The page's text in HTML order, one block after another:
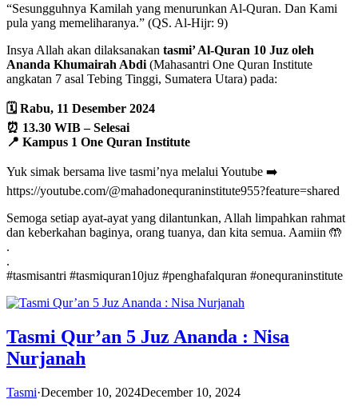
“Sesungguhnya Kamilah yang menurunkan Al-Quran. Dan Kami
pula yang memeliharanya.” (QS. Al-Hijr: 9)
Insya Allah akan dilaksanakan tasmi’ Al-Quran 10 Juz oleh
Ananda Khumairah Abdi (Mahasantri One Quran Institute
angkatan 7 asal Tebing Tinggi, Sumatera Utara) pada:
🗓️ Rabu, 11 Desember 2024
⏰ 13.30 WIB – Selesai
📍 Kampus 1 One Quran Institute
Yuk simak bersama live tasmi’nya melalui Youtube ➡️
https://youtube.com/@mahadonequraninstitute955?feature=shared
Semoga setiap ayat-ayat yang dilantunkan, Allah limpahkan rahmat
dan keberkahan baginya, orang tuanya, dan kita semua. Aamiin 🤲
.
.
#tasmisantri #tasmiquran10juz #penghafalquran #onequraninstitute
Tasmi Qur’an 5 Juz Ananda : Nisa
Nurjanah
Tasmi·December 10, 2024December 10, 2024